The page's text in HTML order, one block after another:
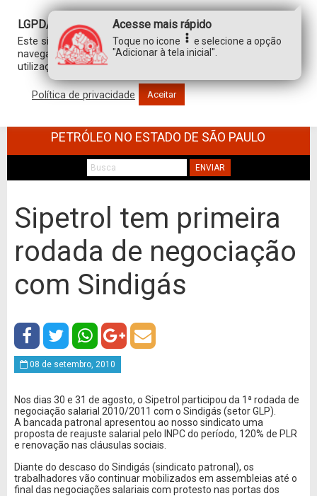
SINDICATO DOS TRABALHADORES NO
PETRÓLEO NO ESTADO DE SÃO PAULO
ENVIAR
Sipetrol tem primeira
rodada de negociação
com Sindigás
08 de setembro, 2010
Nos dias 30 e 31 de agosto, o Sipetrol participou da 1ª rodada de
negociação salarial 2010/2011 com o Sindigás (setor GLP).
A bancada patronal apresentou ao nosso sindicato uma
proposta de reajuste salarial pelo INPC do período, 120% de PLR
e renovação nas cláusulas sociais.
Diante do descaso do Sindigás (sindicato patronal), os
trabalhadores vão continuar mobilizados em assembleias até o
final das negociações salariais com protesto nas portas dos
LGPD/GDPR
Este site usa cookies para personalizar sua experiência de
navegação. Ao clicar em “aceitar”, você concorda com a
utilização de TODOS os cookies.
Política de privacidade Aceitar
Acesse mais rápido
Toque no icone
e selecione a opção
"Adicionar à tela inicial".